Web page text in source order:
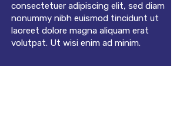
consectetuer adipiscing elit, sed diam
nonummy nibh euismod tincidunt ut
laoreet dolore magna aliquam erat
volutpat. Ut wisi enim ad minim.